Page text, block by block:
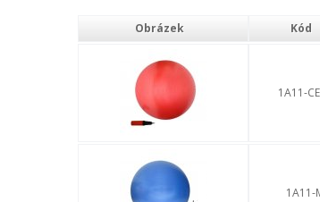
Obrázek Kód
1A11-
1A11-